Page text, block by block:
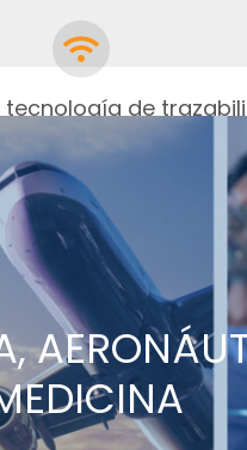
tecnología de
los datos de prueba para